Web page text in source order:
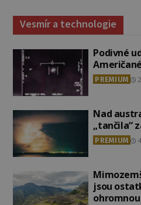
Vesmír a technologie
Podivné
PREMIUM
Nad
„tančila“
PREMIUM
jsou